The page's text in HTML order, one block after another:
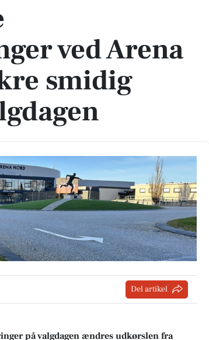
ved Arena
smidig
Del artikel
på valgdagen ændres udkørslen fra